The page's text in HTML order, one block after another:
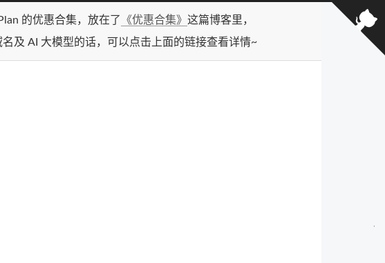
的优惠合集，放在了 《优惠合集》 这篇博客里，
及 AI 大模型的话，可以点击上面的链接查看详情~